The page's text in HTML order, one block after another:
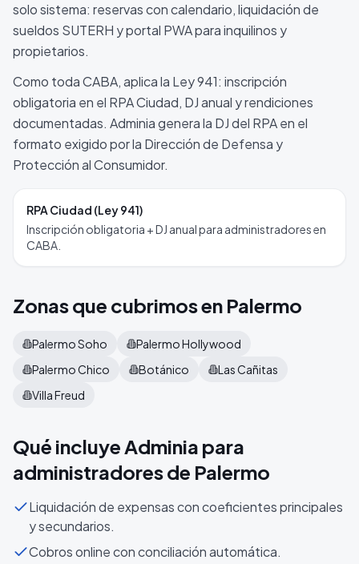
solo sistema: reservas con calendario, liquidación de
sueldos SUTERH y portal PWA para inquilinos y
propietarios.
Como toda CABA, aplica la Ley 941: inscripción
obligatoria en el RPA Ciudad, DJ anual y rendiciones
documentadas. Adminia genera la DJ del RPA en el
formato exigido por la Dirección de Defensa y
Protección al Consumidor.
RPA Ciudad (Ley 941)
Inscripción obligatoria + DJ anual para administradores en
CABA.
Zonas que cubrimos en Palermo
Palermo Soho
Palermo Hollywood
Palermo Chico
Botánico
Las Cañitas
Villa Freud
Qué incluye Adminia para
administradores de Palermo
Liquidación de expensas con coeficientes principales
y secundarios.
Cobros online con conciliación automática.